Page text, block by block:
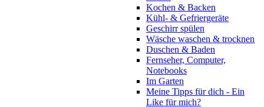
Kochen & Backen
Kühl- & Gefriergeräte
Geschirr spülen
Wäsche waschen & trocknen
Duschen & Baden
Fernseher, Computer,
Notebooks
Im Garten
Meine Tipps für dich - Ein
Like für mich?